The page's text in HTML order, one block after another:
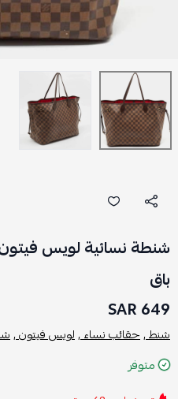
شنطة نسائية لويس
باق
649 SAR
شنط ,حقائب نساء ,لويس فيتون ,
متوفر